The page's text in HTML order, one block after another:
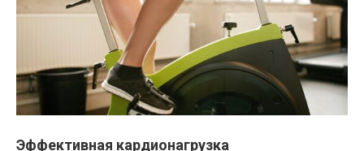
Эффективная кардионагрузка